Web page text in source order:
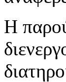
Η